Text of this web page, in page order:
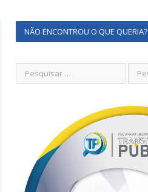
NÃO ENCONTROU O QUE QUERIA?